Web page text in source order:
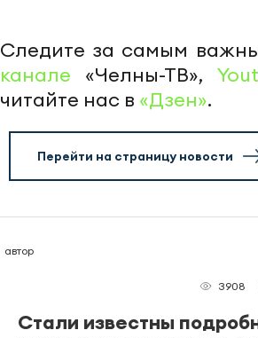
Следите за самым
канале «Челны-ТВ»,
читайте нас в «Дзен».
Перейти на страницу новости
автор
3908
Стали известны